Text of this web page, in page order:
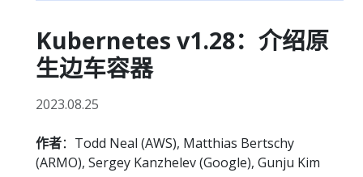
Kubernetes v1.28：介绍原
生边车容器
2023.08.25
作者：Todd Neal (AWS), Matthias Bertschy
(ARMO), Sergey Kanzhelev (Google), Gunju Kim